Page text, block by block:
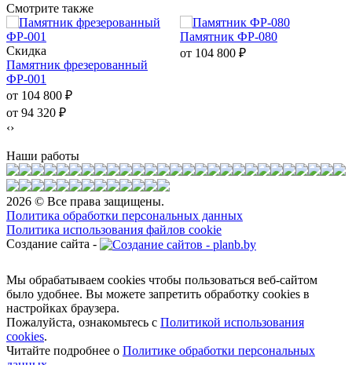
Смотрите также
Скидка
Памятник фрезерованный
ФР-001
от 104 800 ₽
от 94 320 ₽
Памятник ФР-080
от 104 800 ₽
‹›
Наши работы
2026 © Все права защищены.
Политика обработки персональных данных
Политика использования файлов cookie
Создание сайта -
Мы обрабатываем cookies чтобы пользоваться веб-сайтом
было удобнее. Вы можете запретить обработку сookies в
настройках браузера.
Пожалуйста, ознакомьтесь с Политикой использования
cookies.
Читайте подробнее о Политике обработки персональных